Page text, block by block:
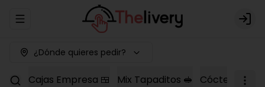
Abrir menu de navegación Login
¿Dónde quieres pedir?
Cajas Empresa 🍱 Mix Tapaditos 🥪 Cóctel Dulce